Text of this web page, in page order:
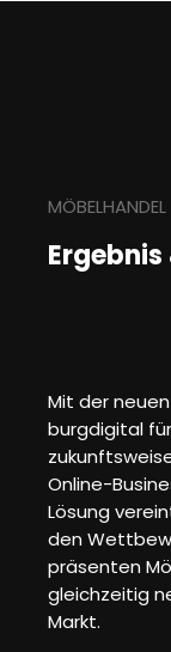
Mit der
burgdigital
Online-
Lösung
den
präsenten
gleichzeitig
Markt.